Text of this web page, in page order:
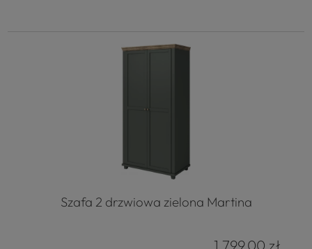
Szafa 2 drzwiowa zielona Martina
1 799,00 zł